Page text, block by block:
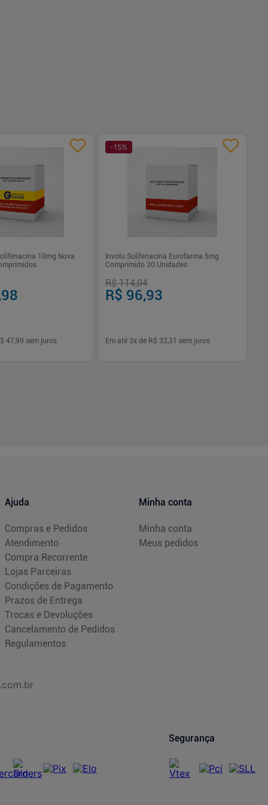
10mg Nova
47,99 sem juros
-15%
Involu Solifenacina Eurofarma 5mg
Comprimido 30 Unidades
R$ 114,04
R$ 96,93
Em até 3x de R$ 32,31 sem juros
Ajuda
Compras e Pedidos
Atendimento
Compra Recorrente
Lojas Parceiras
Condições de Pagamento
Prazos de Entrega
Trocas e Devoluções
Cancelamento de Pedidos
Regulamentos
Minha conta
Minha conta
Meus pedidos
Segurança